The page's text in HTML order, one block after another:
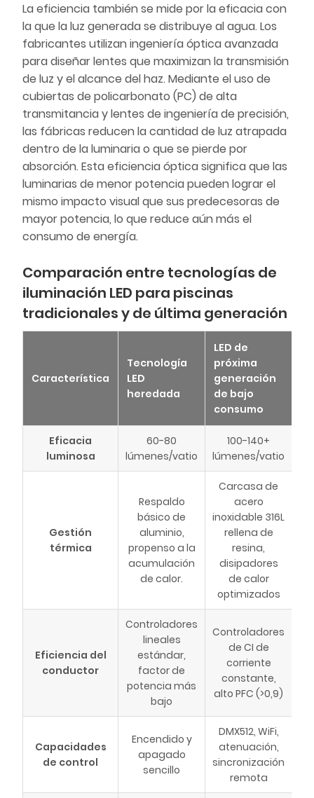
La eficiencia también se mide por la eficacia con
la que la luz generada se distribuye al agua. Los
fabricantes utilizan ingeniería óptica avanzada
para diseñar lentes que maximizan la transmisión
de luz y el alcance del haz. Mediante el uso de
cubiertas de policarbonato (PC) de alta
transmitancia y lentes de ingeniería de precisión,
las fábricas reducen la cantidad de luz atrapada
dentro de la luminaria o que se pierde por
absorción. Esta eficiencia óptica significa que las
luminarias de menor potencia pueden lograr el
mismo impacto visual que sus predecesoras de
mayor potencia, lo que reduce aún más el
consumo de energía.
Comparación entre tecnologías de
iluminación LED para piscinas
tradicionales y de última generación
Característica
Tecnología
LED
heredada
LED de
próxima
generación
de bajo
consumo
Eficacia
luminosa
60-80
lúmenes/vatio
100-140+
lúmenes/vatio
Gestión
térmica
Respaldo
básico de
aluminio,
propenso a la
acumulación
de calor.
Carcasa de
acero
inoxidable 316L
rellena de
resina,
disipadores
de calor
optimizados
Eficiencia del
conductor
Controladores
lineales
estándar,
factor de
potencia más
bajo
Controladores
de CI de
corriente
constante,
alto PFC (>0,9)
Capacidades
de control
Encendido y
apagado
sencillo
DMX512, WiFi,
atenuación,
sincronización
remota